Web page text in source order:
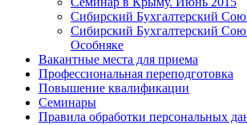
Сибирский Бухгалтерский
Сибирский Бухгалтерский
Особняке
Вакантные места для приема
Профессиональная переподготовка
Повышение квалификации
Семинары
Правила обработки персональных